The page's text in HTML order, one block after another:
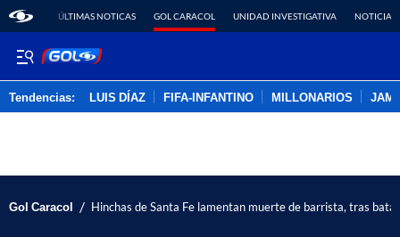
ÚLTIMAS NOTICAS GOL CARACOL UNIDAD INVESTIGATIVA NOTICIAS
Tendencias: LUIS DÍAZ FIFA-INFANTINO MILLONARIOS
Gol Caracol / Hinchas de Santa Fe lamentan muerte de barrista, tras